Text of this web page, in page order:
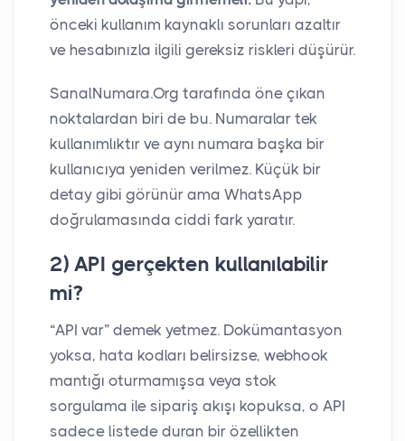
önceki kullanım kaynaklı sorunları azaltır
ve hesabınızla ilgili gereksiz riskleri düşürür.
SanalNumara.Org tarafında öne çıkan
noktalardan biri de bu. Numaralar tek
kullanımlıktır ve aynı numara başka bir
kullanıcıya yeniden verilmez. Küçük bir
detay gibi görünür ama WhatsApp
doğrulamasında ciddi fark yaratır.
2) API gerçekten kullanılabilir
mi?
“API var” demek yetmez. Dokümantasyon
yoksa, hata kodları belirsizse, webhook
mantığı oturmamışsa veya stok
sorgulama ile sipariş akışı kopuksa, o API
sadece listede duran bir özellikten